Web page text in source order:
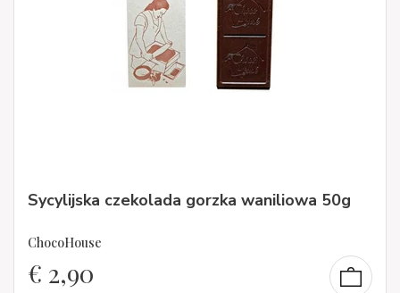
Sycylijska czekolada gorzka waniliowa 50g
ChocoHouse
€ 2,90